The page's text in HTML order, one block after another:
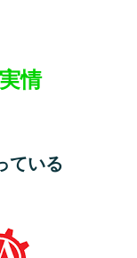
情
ている